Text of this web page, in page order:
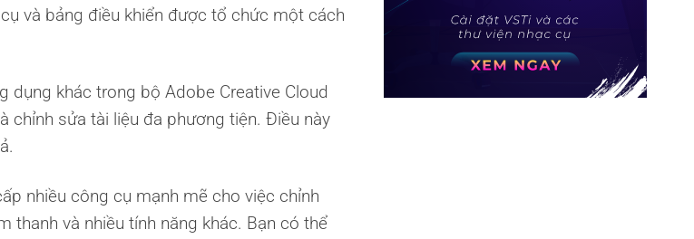
và bảng điều khiển được tổ chức một cách
khác trong bộ Adobe Creative Cloud
chỉnh sửa tài liệu đa phương tiện. Điều này
nhiều công cụ mạnh mẽ cho việc chỉnh
thanh và nhiều tính năng khác. Bạn có thể